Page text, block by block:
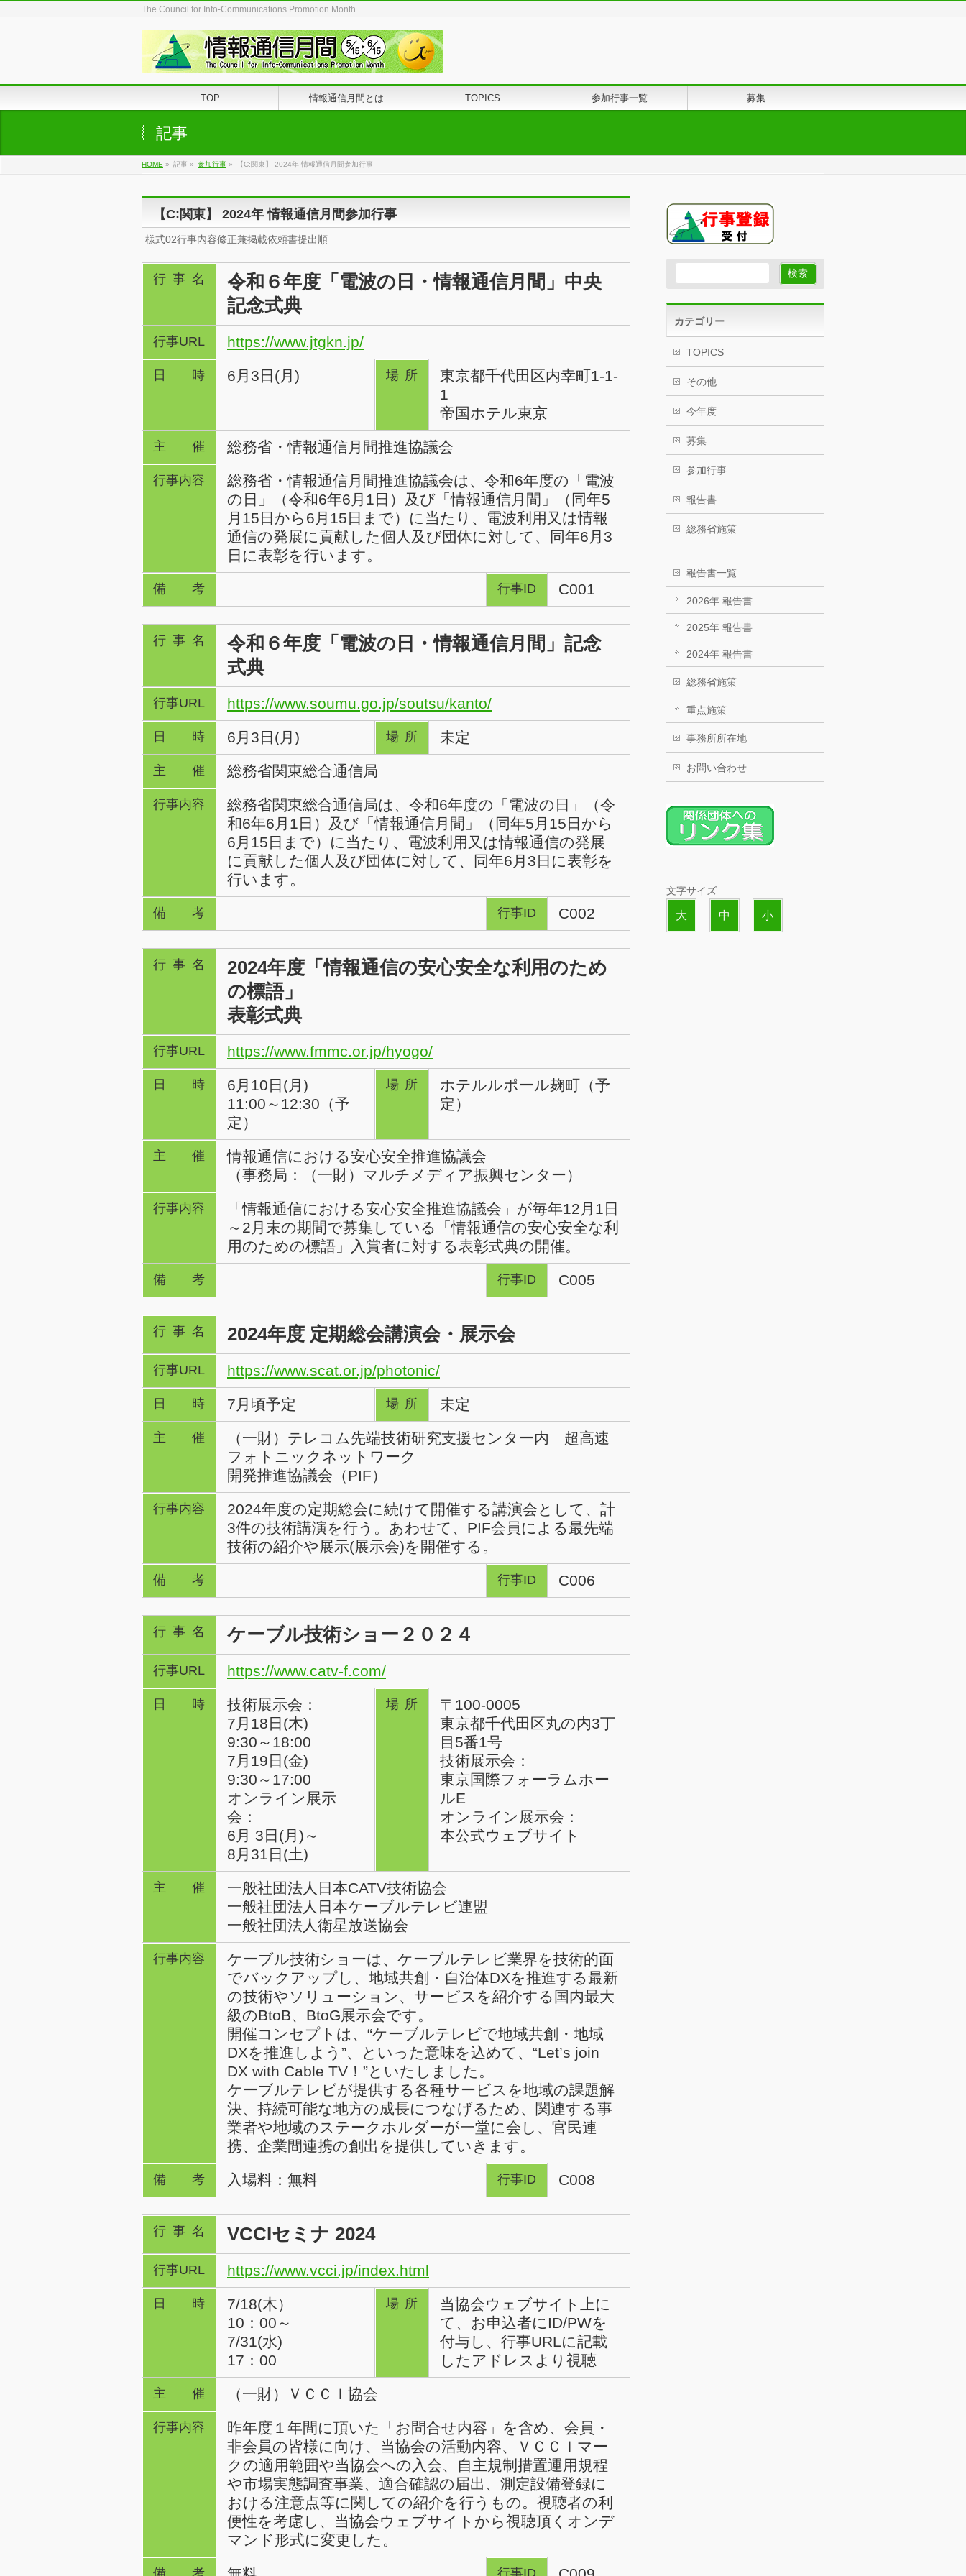
The Council for Info-Communications Promotion Month
TOP 情報通信月間とは TOPICS 参加行事一覧 募集
記事
HOME » 記事 » 参加行事 » 【C:関東】 2024年 情報通信月間参加行事
【C:関東】 2024年 情報通信月間参加行事
様式02行事内容修正兼掲載依頼書提出順
行事名
令和６年度「電波の日・情報通信月間」中央
記念式典
行事URL https://www.jtgkn.jp/
日時 6月3日(月) 場所
東京都千代田区内幸町1-1-
1
帝国ホテル東京
主催 総務省・情報通信月間推進協議会
行事内容
総務省・情報通信月間推進協議会は、令和6年度の「電波
の日」（令和6年6月1日）及び「情報通信月間」（同年5
月15日から6月15日まで）に当たり、電波利用又は情報
通信の発展に貢献した個人及び団体に対して、同年6月3
日に表彰を行います。
備考 行事ID C001
行事名
令和６年度「電波の日・情報通信月間」記念
式典
行事URL https://www.soumu.go.jp/soutsu/kanto/
日時 6月3日(月) 場所 未定
主催 総務省関東総合通信局
行事内容
総務省関東総合通信局は、令和6年度の「電波の日」（令
和6年6月1日）及び「情報通信月間」（同年5月15日から
6月15日まで）に当たり、電波利用又は情報通信の発展
に貢献した個人及び団体に対して、同年6月3日に表彰を
行います。
備考 行事ID C002
行事名
2024年度「情報通信の安心安全な利用のため
の標語」
表彰式典
行事URL https://www.fmmc.or.jp/hyogo/
日時
6月10日(月)
11:00～12:30（予
定）
場所
ホテルルポール麹町（予
定）
主催
情報通信における安心安全推進協議会
（事務局：（一財）マルチメディア振興センター）
行事内容
「情報通信における安心安全推進協議会」が毎年12月1日
～2月末の期間で募集している「情報通信の安心安全な利
用のための標語」入賞者に対する表彰式典の開催。
備考 行事ID C005
行事名 2024年度 定期総会講演会・展示会
行事URL https://www.scat.or.jp/photonic/
日時 7月頃予定 場所 未定
主催
（一財）テレコム先端技術研究支援センター内 超高速
フォトニックネットワーク
開発推進協議会（PIF）
行事内容
2024年度の定期総会に続けて開催する講演会として、計
3件の技術講演を行う。あわせて、PIF会員による最先端
技術の紹介や展示(展示会)を開催する。
備考 行事ID C006
行事名 ケーブル技術ショー２０２４
行事URL https://www.catv-f.com/
日時
技術展示会：
7月18日(木)
9:30～18:00
7月19日(金)
9:30～17:00
オンライン展示
会：
6月 3日(月)～
8月31日(土)
場所
〒100-0005
東京都千代田区丸の内3丁
目5番1号
技術展示会：
東京国際フォーラムホー
ルE
オンライン展示会：
本公式ウェブサイト
主催
一般社団法人日本CATV技術協会
一般社団法人日本ケーブルテレビ連盟
一般社団法人衛星放送協会
行事内容
ケーブル技術ショーは、ケーブルテレビ業界を技術的面
でバックアップし、地域共創・自治体DXを推進する最新
の技術やソリューション、サービスを紹介する国内最大
級のBtoB、BtoG展示会です。
開催コンセプトは、“ケーブルテレビで地域共創・地域
DXを推進しよう”、といった意味を込めて、“Let’s join
DX with Cable TV！”といたしました。
ケーブルテレビが提供する各種サービスを地域の課題解
決、持続可能な地方の成長につなげるため、関連する事
業者や地域のステークホルダーが一堂に会し、官民連
携、企業間連携の創出を提供していきます。
備考 入場料：無料 行事ID C008
行事名 VCCIセミナ 2024
行事URL https://www.vcci.jp/index.html
日時
7/18(木）
10：00～
7/31(水)
17：00
場所
当協会ウェブサイト上に
て、お申込者にID/PWを
付与し、行事URLに記載
したアドレスより視聴
主催 （一財）ＶＣＣＩ協会
行事内容
昨年度１年間に頂いた「お問合せ内容」を含め、会員・
非会員の皆様に向け、当協会の活動内容、ＶＣＣＩマー
クの適用範囲や当協会への入会、自主規制措置運用規程
や市場実態調査事業、適合確認の届出、測定設備登録に
おける注意点等に関しての紹介を行うもの。視聴者の利
便性を考慮し、当協会ウェブサイトから視聴頂くオンデ
マンド形式に変更した。
備考 行事ID
カテゴリー
TOPICS
その他
今年度
募集
参加行事
報告書
総務省施策
報告書一覧
2026年 報告書
2025年 報告書
2024年 報告書
総務省施策
重点施策
事務所所在地
お問い合わせ
文字サイズ
大 中 小